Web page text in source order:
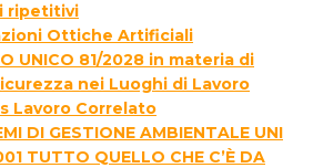
ripetitivi
Ottiche Artificiali
UNICO 81/2028 in materia di
nei Luoghi di Lavoro
Lavoro Correlato
DI GESTIONE AMBIENTALE UNI
TUTTO QUELLO CHE C’È DA